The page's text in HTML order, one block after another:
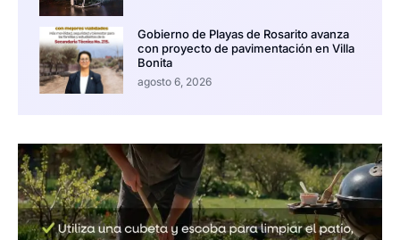
Gobierno de Playas de Rosarito avanza
con proyecto de pavimentación en Villa
Bonita
agosto 6, 2026